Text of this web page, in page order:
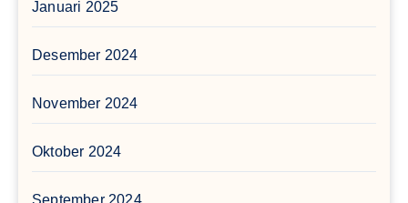
Januari 2025
Desember 2024
November 2024
Oktober 2024
September 2024